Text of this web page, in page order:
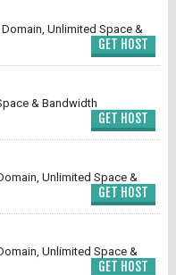
Unlimited Space &
GET HOST
& Bandwidth
GET HOST
Unlimited Space &
GET HOST
Unlimited Space &
GET HOST